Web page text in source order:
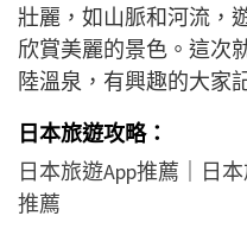
壯麗，如山脈和河流，
欣賞美麗的景色。這次
陸溫泉，有興趣的大家
日本旅遊攻略：
日本旅遊App推薦 日
推薦